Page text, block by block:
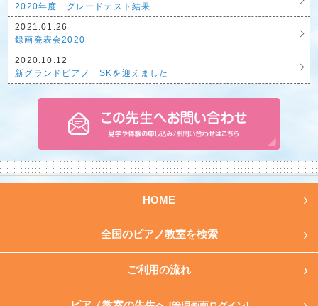
2020年度 グレードテスト結果
2021.01.26
録画発表会2020
2020.10.12
新グランドピアノ SKを迎えました
HOME
全国のピアノ教室を検索
ご利用の流れ